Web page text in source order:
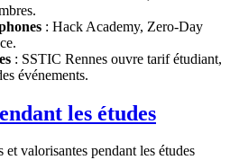
: Hack Academy, Zero-Day
: SSTIC Rennes ouvre tarif étudiant,
événements.
les études
valorisantes pendant les études